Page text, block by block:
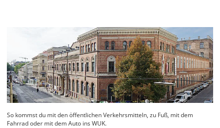
So kommst du mit den öffentlichen Verkehrsmitteln, zu Fuß, mit dem
Fahrrad oder mit dem Auto ins WUK.